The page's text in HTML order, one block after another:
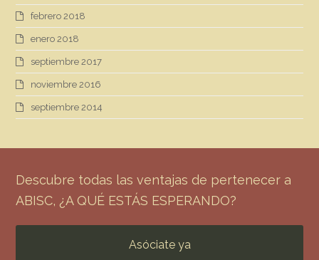
febrero 2018
enero 2018
septiembre 2017
noviembre 2016
septiembre 2014
Descubre todas las ventajas de pertenecer a
ABISC, ¿A QUÉ ESTÁS ESPERANDO?
Asóciate ya